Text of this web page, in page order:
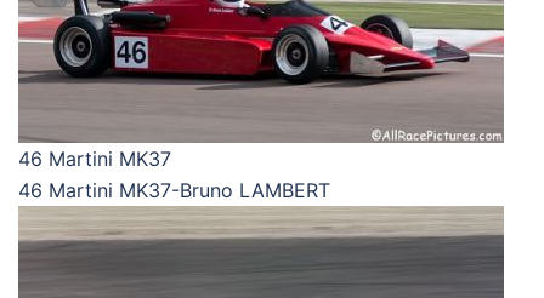
46 Martini MK37
46 Martini MK37-Bruno LAMBERT